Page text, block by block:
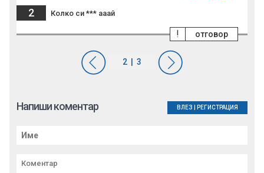
2 Колко си *** ааай
отговор
!
Напиши коментар ВЛЕЗ РЕГИСТРАЦИЯ